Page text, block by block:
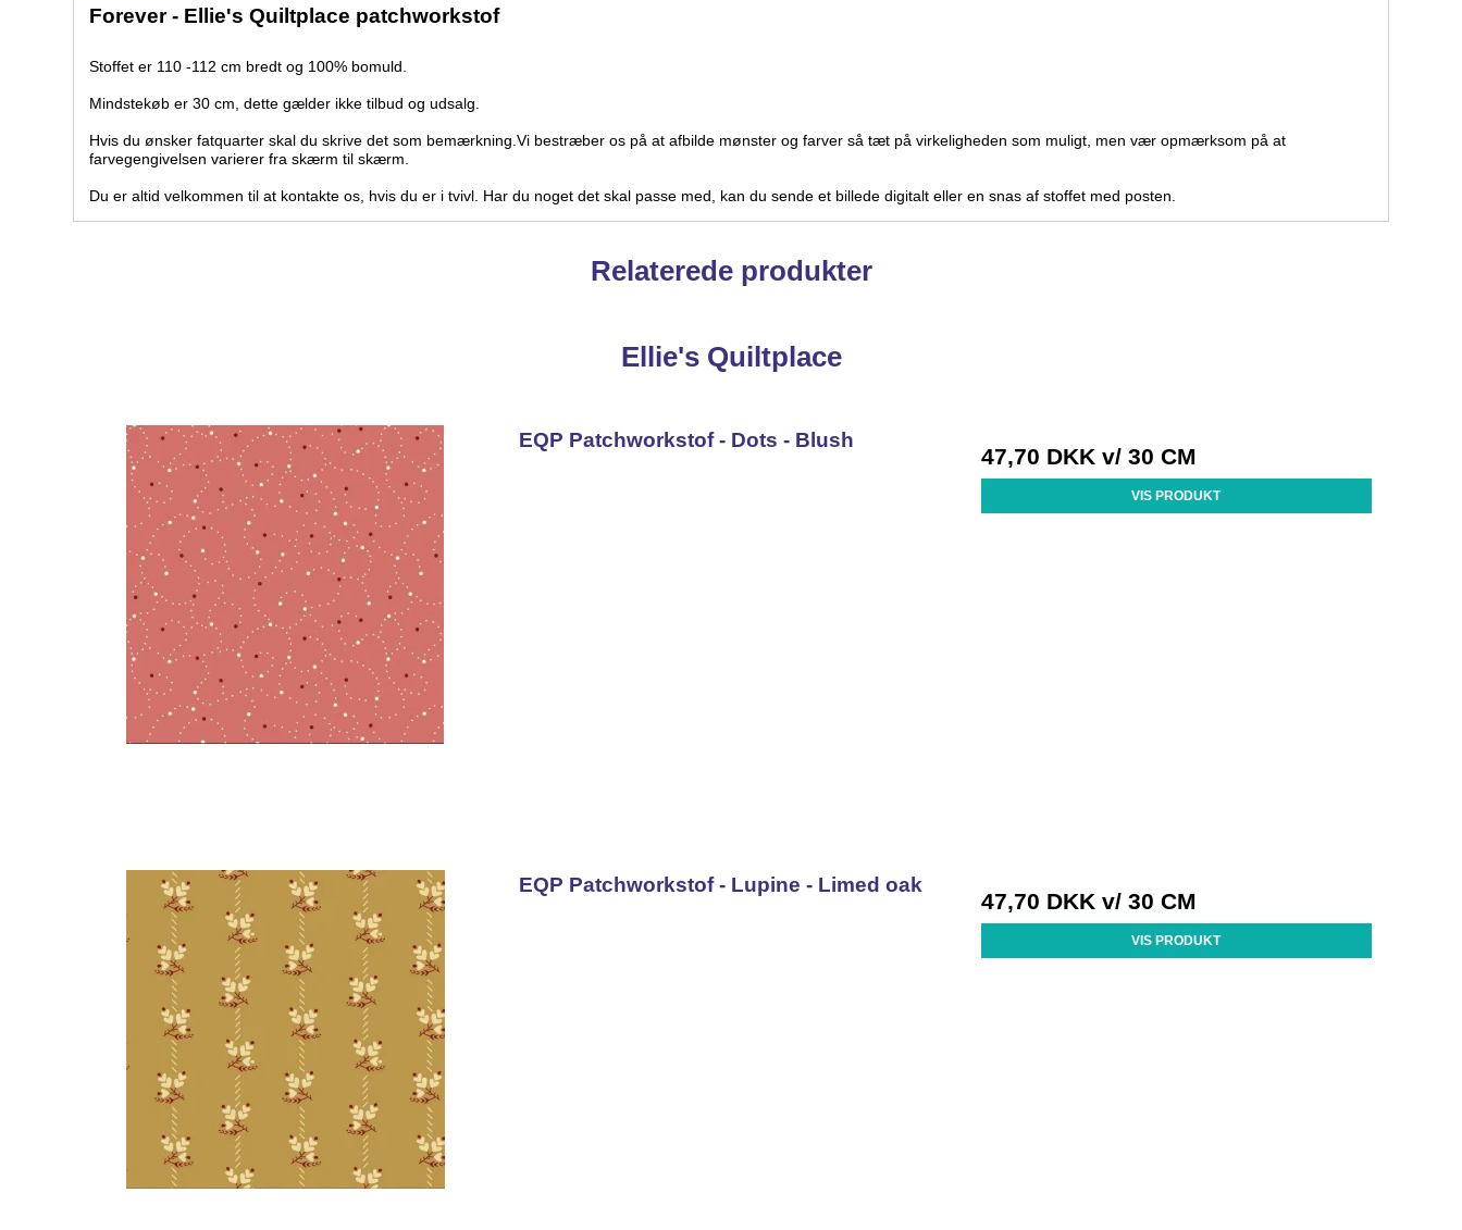
Forever - Ellie's Quiltplace patchworkstof
Stoffet er 110 -112 cm bredt og 100% bomuld.
Mindstekøb er 30 cm, dette gælder ikke tilbud og udsalg.
Hvis du ønsker fatquarter skal du skrive det som bemærkning.Vi bestræber os på at afbilde mønster og farver så tæt på virkeligheden som muligt, men vær opmærksom på at
farvegengivelsen varierer fra skærm til skærm.
Du er altid velkommen til at kontakte os, hvis du er i tvivl. Har du noget det skal passe med, kan du sende et billede digitalt eller en snas af stoffet med posten.
Relaterede produkter
Ellie's Quiltplace
EQP Patchworkstof - Dots - Blush
47,70 DKKv/ 30 CM
VIS PRODUKT
EQP Patchworkstof - Lupine - Limed oak
47,70 DKKv/ 30 CM
VIS PRODUKT